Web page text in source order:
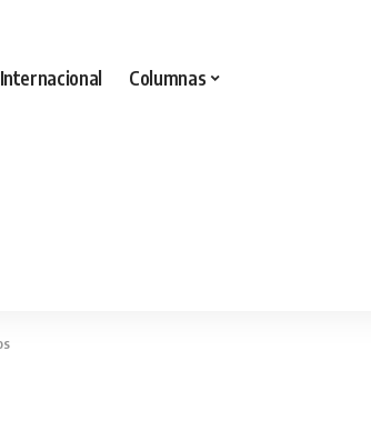
Internacional Columnas